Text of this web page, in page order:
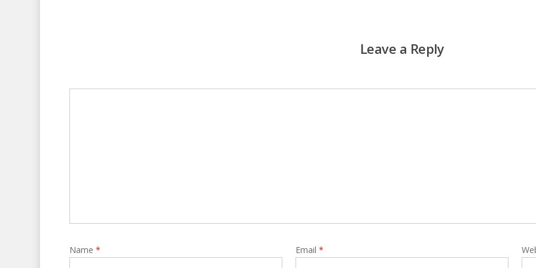
Leave a Reply
Name * Email *